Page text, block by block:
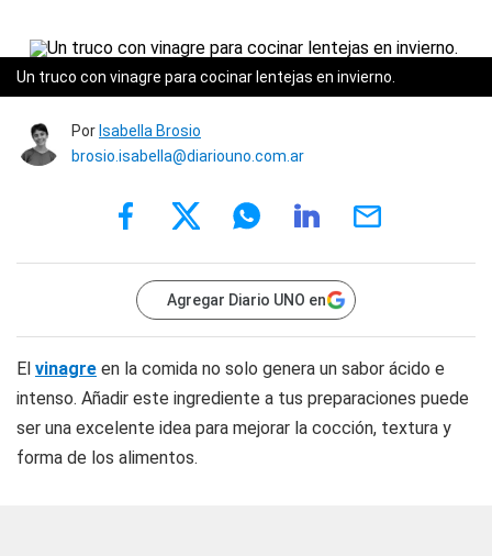
Un truco con vinagre para cocinar lentejas en invierno.
Por Isabella Brosio
brosio.isabella@diariouno.com.ar
Agregar Diario UNO en
El vinagre en la comida no solo genera un sabor ácido e
intenso. Añadir este ingrediente a tus preparaciones puede
ser una excelente idea para mejorar la cocción, textura y
forma de los alimentos.